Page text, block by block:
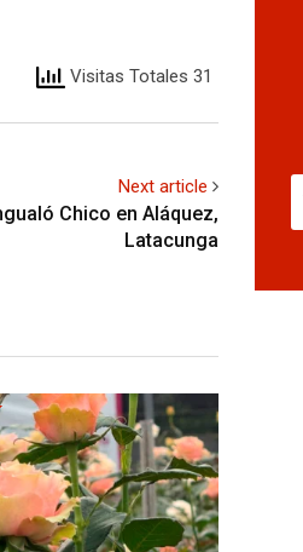
Visitas Totales 31
Next article
Chico en Aláquez,
Latacunga